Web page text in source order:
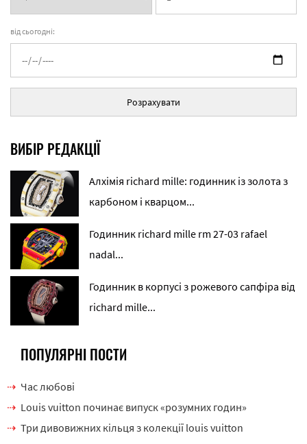
від сьогодні:
Розрахувати
ВИБІР РЕДАКЦІЇ
Алхімія richard mille: годинник із золота з
карбоном і кварцом...
Годинник richard mille rm 27-03 rafael
nadal...
Годинник в корпусі з рожевого сапфіра від
richard mille...
ПОПУЛЯРНІ ПОСТИ
Час любові
Louis vuitton починає випуск «розумних годин»
Три дивовижних кільця з колекції louis vuitton